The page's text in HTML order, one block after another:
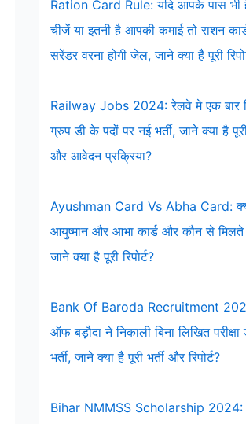
Ration Card Rule: यदि आपके पास भी
चीजें या इतनी है आपकी कमाई तो राशन
सरेंडर वरना होगी जेल, जाने क्या है पूरी
Railway Jobs 2024: रेलवे मे एक बार
ग्रुप डी के पदों पर नई भर्ती, जाने क्या है पूरी
और आवेदन प्रक्रिया?
Ayushman Card Vs Abha Card:
आयुष्मान और आभा कार्ड और कौन से मिलते
जाने क्या है पूरी रिपोर्ट?
Bank Of Baroda Recruitment
ऑफ बड़ौदा ने निकाली बिना लिखित परीक्षा
भर्ती, जाने क्या है पूरी भर्ती और रिपोर्ट?
Bihar NMMSS Scholarship 2024: